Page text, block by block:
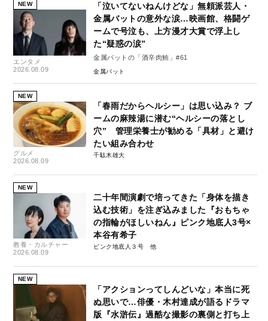
NEW
エンタメ
2026.08.09
「泣いてないねんけどな」無頼派芸人・
金属バットの意外な涙…映画館、格闘ゲ
ームで号泣も、上方漫才大賞で浮上し
た“疑惑の涙”
金属バットの「酒辛肉鮪」#61
金属バット
NEW
グルメ
2026.08.09
「春雨だからヘルシー」は思い込み？ ブ
ームの麻辣湯に潜む“ヘルシーの落とし
穴” 管理栄養士が勧める「具材」と避け
たい組み合わせ
千駄木雄大
NEW
教養・カルチャー
2026.08.09
二十年間演劇で培ってきた「身体を描き
込む技術」を注ぎ込みました『おもちゃ
の指輪がほしいねん』ピンク地底人3号×
本谷有希子
ピンク地底人３号
NEW
「アクションってしんどいな」本当に死
ぬ思いで…俳優・木村達成が語るドラマ
版『水滸伝』過酷な撮影の裏側と打ち上